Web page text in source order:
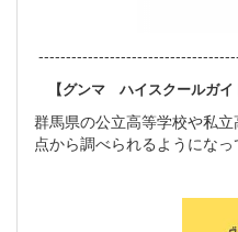
【グンマ ハイスクールガイ
群馬県の公立高等学校や私
点から調べられるようになっ